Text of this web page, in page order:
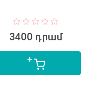
3400 դրամ